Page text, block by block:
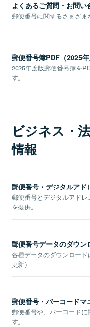
よくあるご質問・お問い
郵便番号に関するさまざま
郵便番号簿PDF（2025年
2025年度版郵便番号簿を
す。
ビジネス・
情報
郵便番号・デジタルアド
郵便番号とデジタルアド
を提供。
郵便番号データのダウン
各種データのダウンロー
更新）
郵便番号・バーコードマ
郵便番号や、バーコード
す。